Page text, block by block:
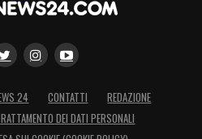
24 CONTATTI
REDAZIONE
DEI DATI PERSONALI